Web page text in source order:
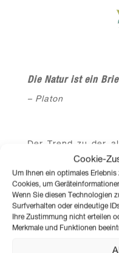
Cookie-
Um Ihnen ein optimales
Cookies, um
Wenn Sie diesen Technologien
Surfverhalten oder eindeutige
Ihre Zustimmung nicht erteilen
Merkmale und Funktionen
Die Natur ist ein
– Platon
Der Trend zu der
freier Natur hält
der vierte
in Ledenitzen
Auch mit diesem
Bestattung Kärnten